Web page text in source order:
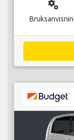
miscellaneous_services